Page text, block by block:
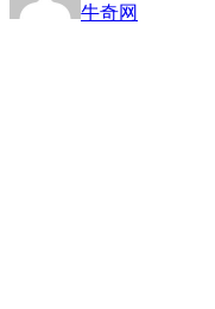
牛奇网